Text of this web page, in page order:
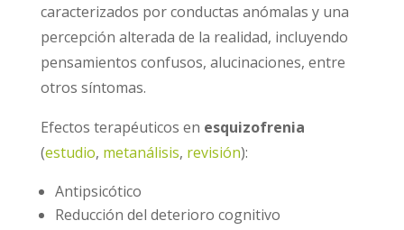
caracterizados por conductas anómalas y una
percepción alterada de la realidad, incluyendo
pensamientos confusos, alucinaciones, entre
otros síntomas.
Efectos terapéuticos en esquizofrenia
(estudio, metanálisis, revisión):
Antipsicótico
Reducción del deterioro cognitivo